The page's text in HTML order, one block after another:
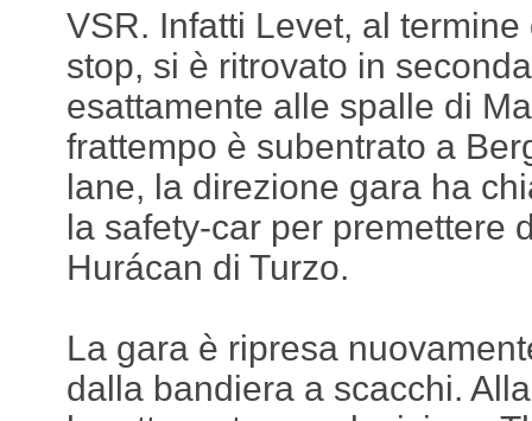
VSR. Infatti Levet, al
stop, si è ritrovato in
esattamente alle spalle di
frattempo è subentrato a
lane, la direzione gara ha
la safety-car per premettere
Hurácan di Turzo.
La gara è ripresa
dalla bandiera a scacchi.